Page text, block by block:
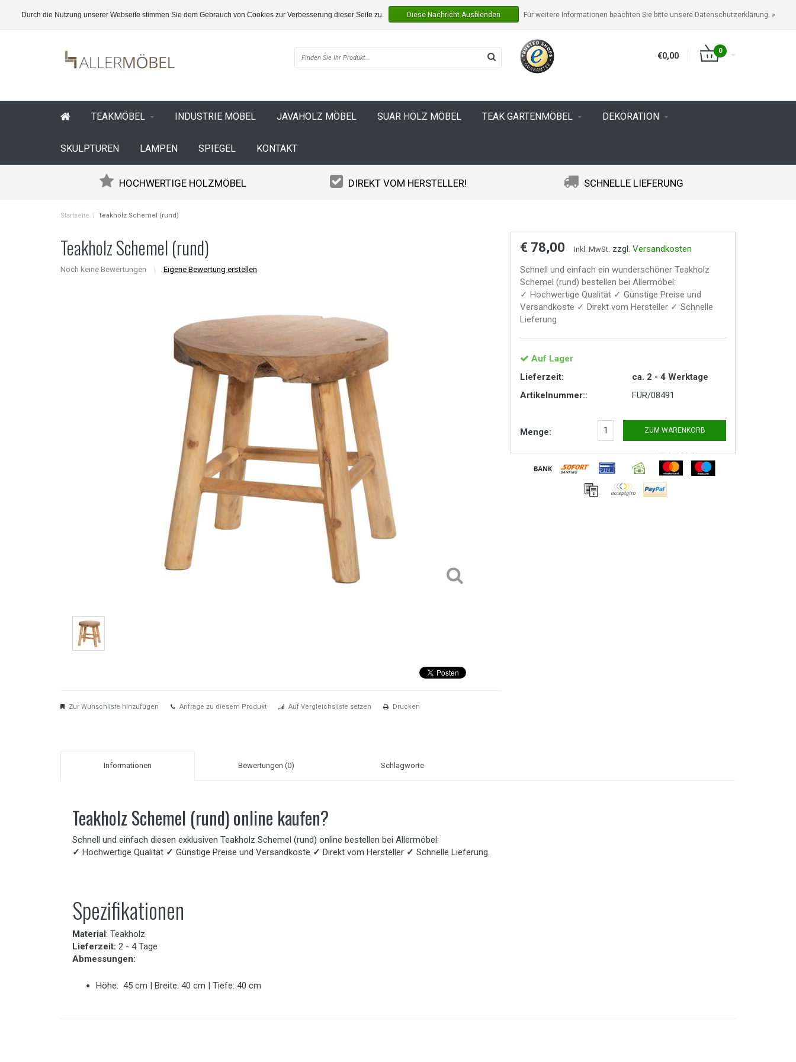
ANMELDEN KUNDENKONTO ANLEGEN
€0,00
0
TEAKMÖBEL INDUSTRIE MÖBEL JAVAHOLZ MÖBEL SUAR HOLZ MÖBEL TEAK GARTENMÖBEL DEKORATION
SKULPTUREN LAMPEN SPIEGEL KONTAKT
HOCHWERTIGE HOLZMÖBEL DIREKT VOM HERSTELLER! SCHNELLE LIEFERUNG
Startseite / Teakholz Schemel (rund)
Teakholz Schemel (rund)
Noch keine Bewertungen | Eigene Bewertung erstellen
Zur Wunschliste hinzufügen Anfrage zu diesem Produkt Auf Vergleichsliste setzen Drucken
€ 78,00 Inkl. MwSt. zzgl. Versandkosten
Schnell und einfach ein wunderschöner Teakholz
Schemel (rund) bestellen bei Allermöbel:
✓ Hochwertige Qualität ✓ Günstige Preise und
Versandkoste ✓ Direkt vom Hersteller ✓ Schnelle
Lieferung
Auf Lager
Lieferzeit:
ca. 2 - 4 Werktage
Artikelnummer::
FUR/08491
Menge: ZUM WARENKORB
HINZUFÜGEN
Informationen Bewertungen (0) Schlagworte
Teakholz Schemel (rund) online kaufen?
Schnell und einfach diesen exklusiven Teakholz Schemel (rund) online bestellen bei Allermöbel:
✓ Hochwertige Qualität ✓ Günstige Preise und Versandkoste ✓ Direkt vom Hersteller ✓ Schnelle Lieferung.
Spezifikationen
Material : Teakholz
Lieferzeit: 2 - 4 Tage
Abmessungen:
Höhe: 45 cm | Breite: 40 cm | Tiefe: 40 cm
Durch die Nutzung unserer Webseite stimmen Sie dem Gebrauch von Cookies zur Verbesserung dieser Seite zu. Diese Nachricht Ausblenden Für weitere Informationen beachten Sie bitte unsere Datenschutzerklärung. »